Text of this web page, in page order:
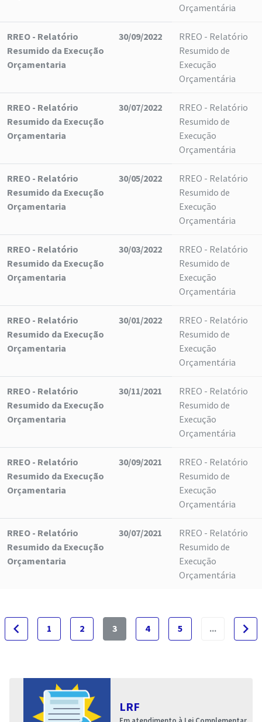
Orçamentária
RREO - Relatório
Resumido da Execução
Orçamentaria
30/09/2022
RREO - Relatório
Resumido de
Execução
Orçamentária
RREO - Relatório
Resumido da Execução
Orçamentaria
30/07/2022
RREO - Relatório
Resumido de
Execução
Orçamentária
RREO - Relatório
Resumido da Execução
Orçamentaria
30/05/2022
RREO - Relatório
Resumido de
Execução
Orçamentária
RREO - Relatório
Resumido da Execução
Orçamentaria
30/03/2022
RREO - Relatório
Resumido de
Execução
Orçamentária
RREO - Relatório
Resumido da Execução
Orçamentaria
30/01/2022
RREO - Relatório
Resumido de
Execução
Orçamentária
RREO - Relatório
Resumido da Execução
Orçamentaria
30/11/2021
RREO - Relatório
Resumido de
Execução
Orçamentária
RREO - Relatório
Resumido da Execução
Orçamentaria
30/09/2021
RREO - Relatório
Resumido de
Execução
Orçamentária
RREO - Relatório
Resumido da Execução
Orçamentaria
30/07/2021
RREO - Relatório
Resumido de
Execução
Orçamentária
navigate_before 1 2 3 4 5 ... navigate_next
LRF